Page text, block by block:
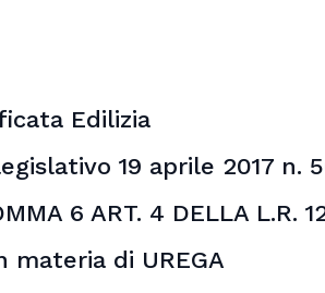
Edilizia
19 aprile 2017
6 ART. 4 DELLA L.R.
materia di UREGA